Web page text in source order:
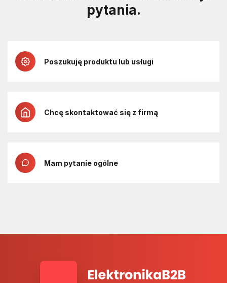
pytania.
Poszukuję produktu lub usługi
Chcę skontaktować się z firmą
Mam pytanie ogólne